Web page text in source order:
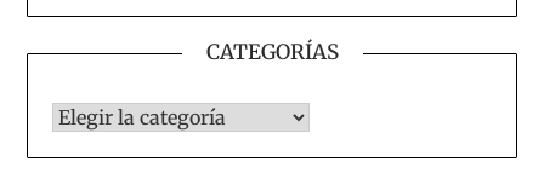
CATEGORÍAS
CATEGORÍAS